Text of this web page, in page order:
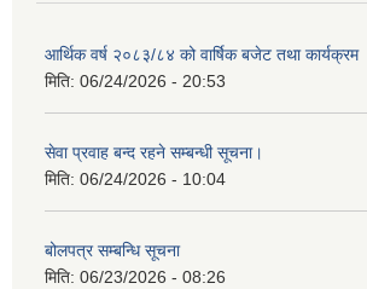
आर्थिक वर्ष २०८३/८४ को वार्षिक बजेट तथा कार्यक्रम
मिति: 06/24/2026 - 20:53
सेवा प्रवाह बन्द रहने सम्बन्धी सूचना।
मिति: 06/24/2026 - 10:04
बोलपत्र सम्बन्धि सूचना
मिति: 06/23/2026 - 08:26